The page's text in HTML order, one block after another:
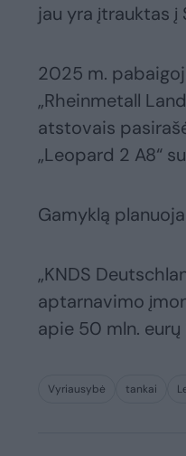
jau yra įtrauktas į
2025 m.
„Rheinmetall
atstovais
„Leopard 2 A8“
Gamyklą
„KNDS
aptarnavimo
apie 50 mln.
Vyriausybė tankai